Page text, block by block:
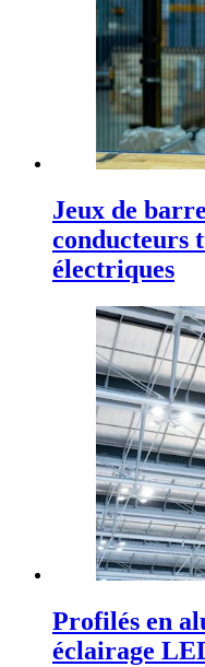
Jeux de
conducteurs
électriques
Profilés en
éclairage